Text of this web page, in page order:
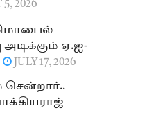
5, 2026
மொபைல்
ஏ.ஐ-
JULY 17, 2026
சென்றார்..